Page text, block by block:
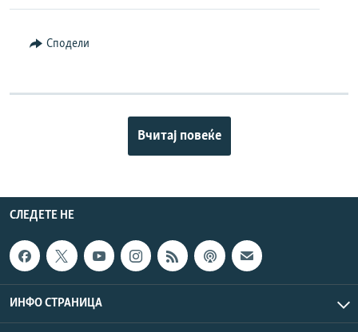
Сподели
Вчитај повеќе
СЛЕДЕТЕ НЕ
ИНФО СТРАНИЦА